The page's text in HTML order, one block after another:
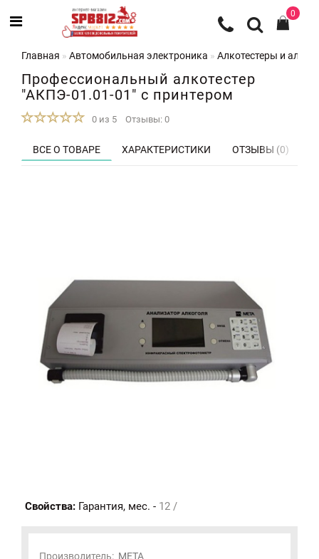
0
Главная Автомобильная электроника Алкотестеры и
Профессиональный алкотестер
"АКПЭ-01.01-01" с принтером
0 из 5 Отзывы: 0
ВСЕ О ТОВАРЕ ХАРАКТЕРИСТИКИ ОТЗЫВЫ (0)
Свойства: Гарантия, мес. - 12 /
Производитель: МЕТА